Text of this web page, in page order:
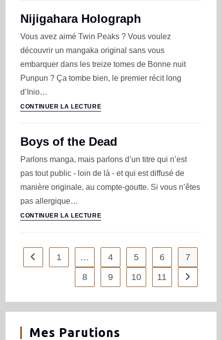
Nijigahara Holograph
Vous avez aimé Twin Peaks ? Vous voulez
découvrir un mangaka original sans vous
embarquer dans les treize tomes de Bonne nuit
Punpun ? Ça tombe bien, le premier récit long
d’Inio…
CONTINUER LA LECTURE
Boys of the Dead
Parlons manga, mais parlons d’un titre qui n’est
pas tout public - loin de là - et qui est diffusé de
manière originale, au compte-goutte. Si vous n’êtes
pas allergique…
CONTINUER LA LECTURE
1 … 4 5 6
7
8
9 10 11
Mes Parutions